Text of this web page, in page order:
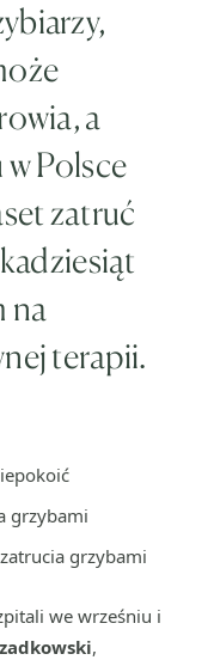
a
Polsce
zatruć
na
terapii.
grzybami
grzybami
we wrześniu i
,